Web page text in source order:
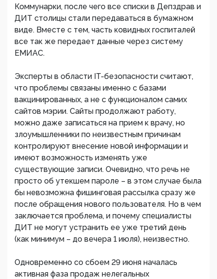
Коммунарки, после чего все списки в Депздрав и
ДИТ столицы стали передаваться в бумажном
виде. Вместе с тем, часть ковидных госпиталей
все так же передает данные через систему
ЕМИАС.
Эксперты в области IT-безопасности считают,
что проблемы связаны именно с базами
вакцинированных, а не с функционалом самих
сайтов мэрии. Сайты продолжают работу,
можно даже записаться на прием к врачу, но
злоумышленники по неизвестным причинам
контролируют внесение новой информации и
имеют возможность изменять уже
существующие записи. Очевидно, что речь не
просто об утекшем пароле – в этом случае была
бы невозможна фишинговая рассылка сразу же
после обращения нового пользователя. Но в чем
заключается проблема, и почему специалисты
ДИТ не могут устранить ее уже третий день
(как минимум – до вечера 1 июля), неизвестно.
Одновременно со сбоем 29 июня началась
активная фаза продаж нелегальных